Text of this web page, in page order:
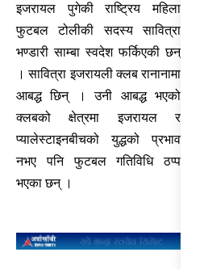
इजरायल पुगेकी राष्ट्रिय महिला
फुटबल टोलीकी सदस्य सावित्रा
भण्डारी साम्बा स्वदेश फर्किएकी छन्
। सावित्रा इजरायली क्लब रानानामा
आबद्ध छिन् । उनी आबद्ध भएको
क्लबको क्षेत्रमा इजरायल र
प्यालेस्टाइनबीचको युद्धको प्रभाव
नभए पनि फुटबल गतिविधि ठप्प
भएका छन् ।